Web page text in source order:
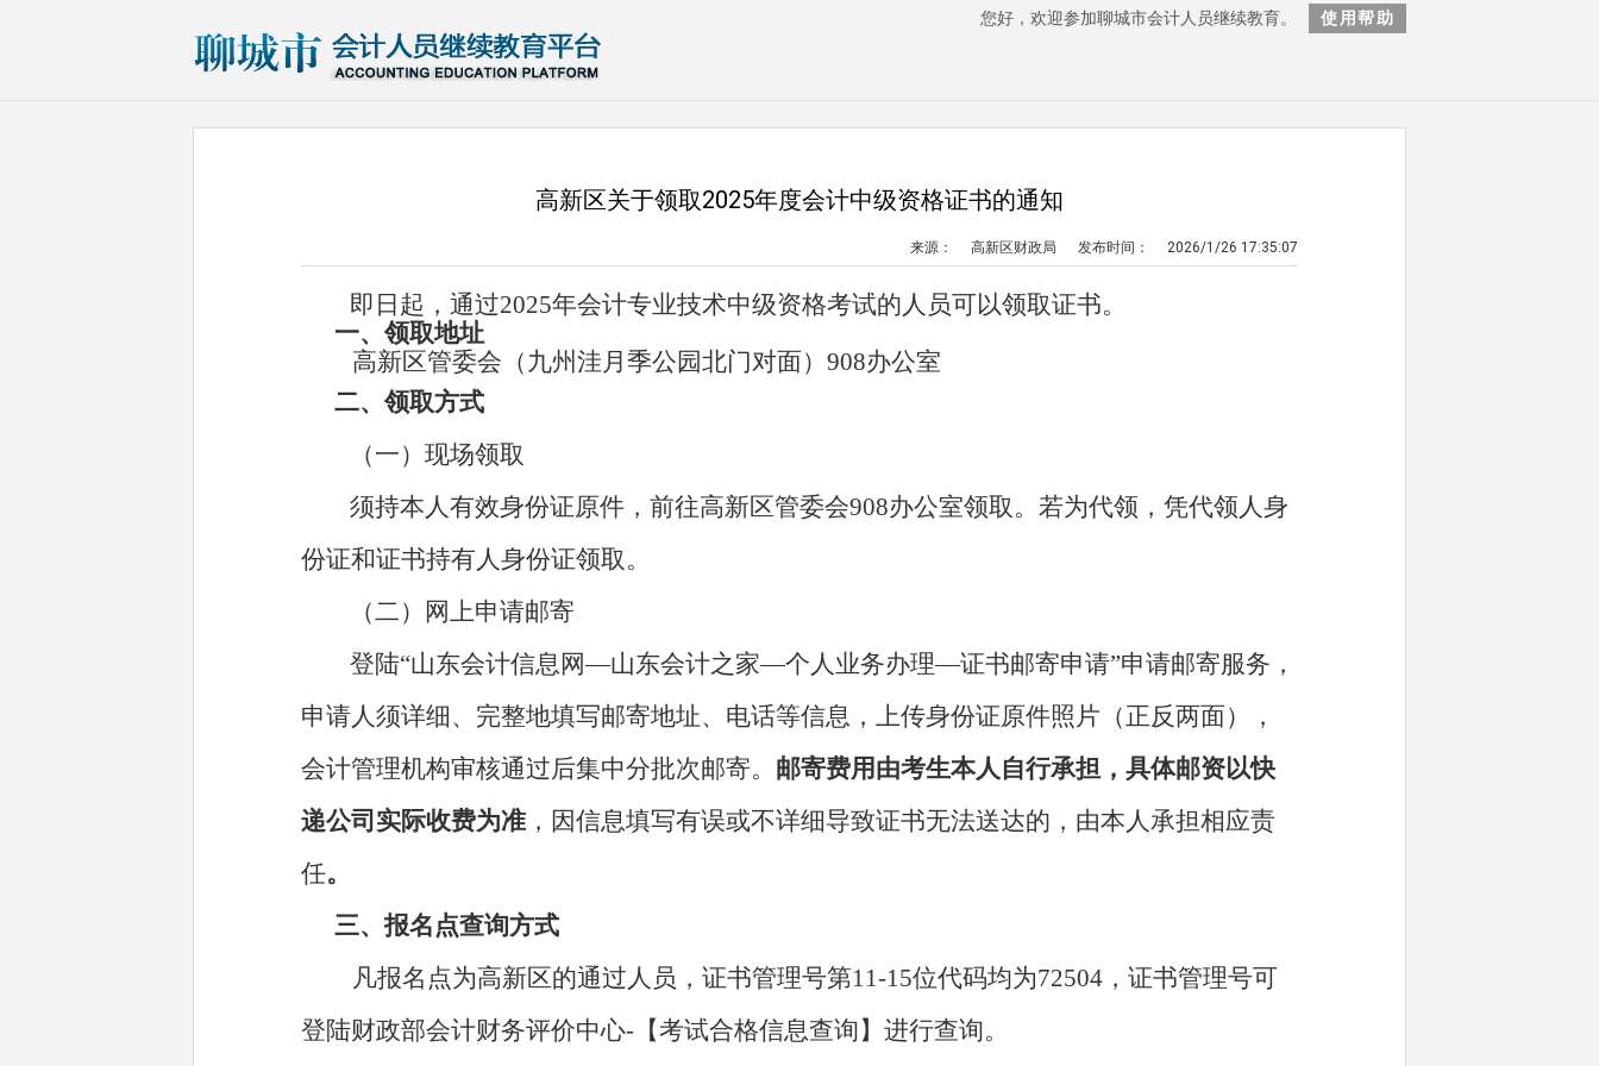
您好，欢迎参加聊城市会计人员继续教育。 使用帮助
高新区关于领取2025年度会计中级资格证书的通知
来源： 高新区财政局 发布时间： 2026/1/26 17:35:07
即日起， 通过2025年会计专业技术中级资格考试的人员可以领取证书。
一、领取地址
高新区管委会 （ 九州洼月季公园北门对面） 908办公室
二、领取方式
（一）现场领取
须持本人有效身份证原件，前往高新区管委会908办公室领取。若为代领，凭代领人身
份证和证书持有人身份证领取。
（二）网上申请邮寄
登陆“山东会计信息网—山东会计之家—个人业务办理—证书邮寄申请”申请邮寄服务，
申请人须详细、完整地填写邮寄地址、电话等信息，上传身份证原件照片（正反两面），
会计管理机构审核通过后集中分批次邮寄。 邮寄费用由考生本人自行承担，具体邮资以快
递公司实际收费为准 ，因信息填写有误或不详细导致证书无法送达的，由本人承担相应责
任。
三、报名点查询方式
凡报名点为高新区的通过人员，证书管理号第11-15位代码均为72504，证书管理号可
登陆财政部会计财务评价中心-【考试合格信息查询】进行查询。